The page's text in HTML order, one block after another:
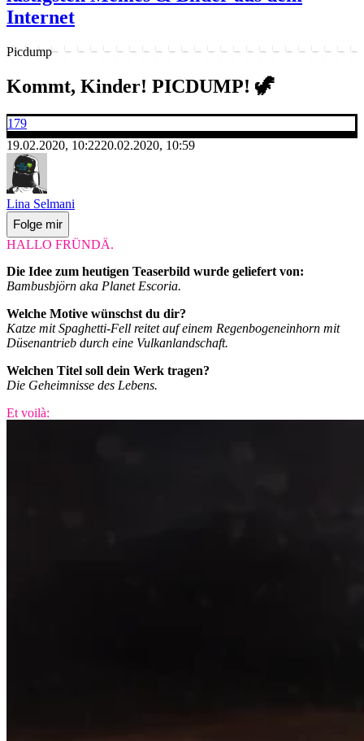
Internet
Picdump
Kommt, Kinder! PICDUMP! 🦖
179
19.02.2020, 10:2220.02.2020, 10:59
Lina Selmani
Folge mir
HALLO FRÜNDÄ.
Die Idee zum heutigen Teaserbild wurde geliefert von:
Bambusbjörn aka Planet Escoria.
Welche Motive wünschst du dir?
Katze mit Spaghetti-Fell reitet auf einem Regenbogeneinhorn mit
Düsenantrieb durch eine Vulkanlandschaft.
Welchen Titel soll dein Werk tragen?
Die Geheimnisse des Lebens.
Et voilà: